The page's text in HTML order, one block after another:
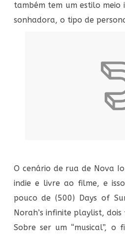
também tem um estilo meio
sonhadora, o tipo de
O cenário de rua de Nova
indie e livre ao filme, e
pouco de (500) Days of
Norah’s infinite playlist,
Sobre ser um “musical”, o